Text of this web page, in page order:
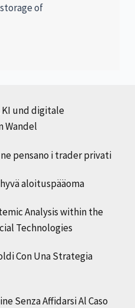
of
KI und digitale
Wandel
pensano i trader privati
aloituspääoma
Analysis within the
Technologies
Con Una Strategia
Senza Affidarsi Al Caso